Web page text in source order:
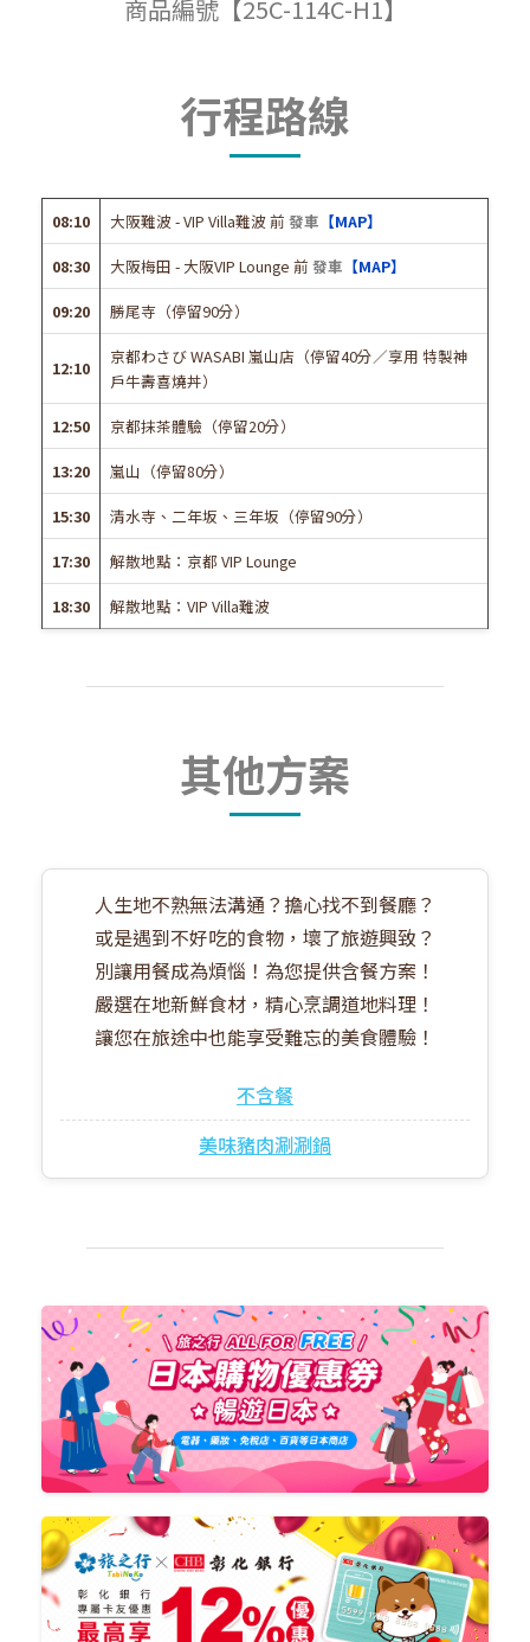
商品編號【25C-114C-H1】
行程路線
08:10 大阪難波 - VIP Villa難波 前 發車 【MAP】
08:30
大阪梅田 - 大阪VIP Lounge 前 發車 【MAP】
09:20
勝尾寺（停留90分）
12:10
京都わさび WASABI 嵐山店（停留40分／享用 特製神
戶牛壽喜燒丼）
12:50
京都抹茶體驗（停留20分）
13:20
嵐山（停留80分）
15:30
清水寺、二年坂、三年坂（停留90分）
17:30
解散地點：京都 VIP Lounge
18:30
解散地點：VIP Villa難波
其他方案
人生地不熟無法溝通？擔心找不到餐廳？
或是遇到不好吃的食物，壞了旅遊興致？
別讓用餐成為煩惱！為您提供含餐方案！
嚴選在地新鮮食材，精心烹調道地料理！
讓您在旅途中也能享受難忘的美食體驗！
不含餐
美味豬肉涮涮鍋